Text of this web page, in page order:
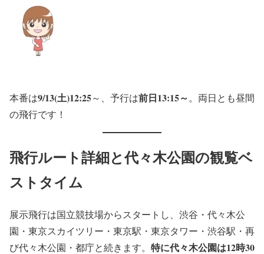
本番は9/13(土)12:25～、予行は前日13:15～。両日とも昼間
の飛行です！
飛行ルート詳細と代々木公園の観覧ベ
ストタイム
展示飛行は国立競技場からスタートし、渋谷・代々木公
園・東京スカイツリー・東京駅・東京タワー・渋谷駅・再
び代々木公園・都庁と続きます。 特に代々木公園は12時30